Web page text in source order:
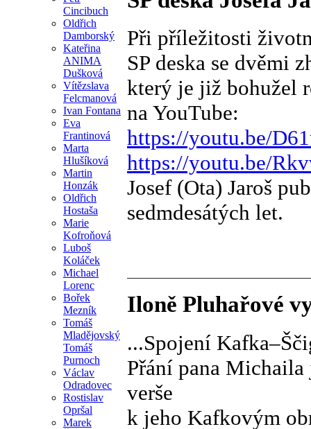
Cincibuch
Oldřich
Damborský
Kateřina
ANIMA
Dušková
Vítězslava
Felcmanová
Ivan Fontana
Eva
Frantinová
Marta
Hlušíková
Martin
Honzák
Oldřich
Hostaša
Marie
Kofroňová
Luboš
Koláček
Michael
Lorenc
Bořek
Mezník
Tomáš
Mladějovský
Tomáš
Purnoch
Václav
Odradovec
Rostislav
Opršal
Marek
Při příležitosti
SP deska se dvěmi
který je již bohužel
na YouTube:
https://youtu.be/
https://youtu.be/
Josef (Ota) Jaroš
sedmdesátých let.
Iloně Pluhařové
...Spojení
Přání pana Michaila
verše
k jeho Kafkovým